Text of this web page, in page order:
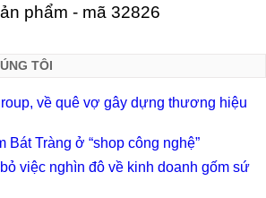
phẩm - mã 32826
TÔI
về quê vợ gây dựng thương hiệu
Bát Tràng ở “shop công nghệ”
việc nghìn đô về kinh doanh gốm sứ